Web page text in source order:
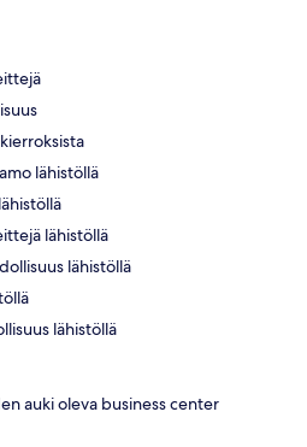
lähistöllä
lähistöllä
lähistöllä
lähistöllä
auki oleva business center